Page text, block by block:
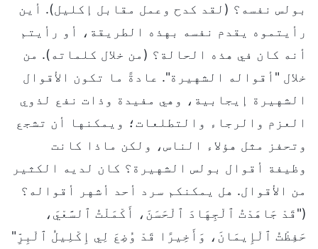
بولس نفسه؟ (لقد كدح وعمل مقابل إكليل). أين
رأيتموه يقدم نفسه بهذه الطريقة، أو رأيتم
أنه كان في هذه الحالة؟ (من خلال كلماته). من
خلال "أقواله الشهيرة". عادةً ما تكون الأقوال
الشهيرة إيجابية، وهي مفيدة وذات نفع لذوي
العزم والرجاء والتطلعات؛ ويمكنها أن تشجع
وتحفز مثل هؤلاء الناس، ولكن ماذا كانت
وظيفة أقوال بولس الشهيرة؟ كان لديه الكثير
من الأقوال. هل يمكنكم سرد أحد أشهر أقواله؟
("قَدْ جَاهَدْتُ ٱلْجِهَادَ ٱلْحَسَنَ، أَكْمَلْتُ ٱلسَّعْيَ،
حَفِظْتُ ٱلْإِيمَانَ، وَأَخِيرًا قَدْ وُضِعَ لِي إِكْلِيلُ ٱلْبِرِّ"